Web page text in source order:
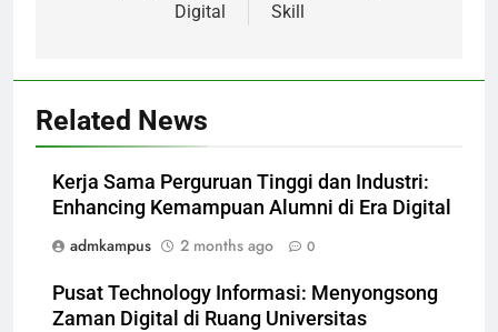
Digital
Skill
Related News
Kerja Sama Perguruan Tinggi dan Industri:
Enhancing Kemampuan Alumni di Era Digital
admkampus
2 months ago 0
Pusat Technology Informasi: Menyongsong
Zaman Digital di Ruang Universitas